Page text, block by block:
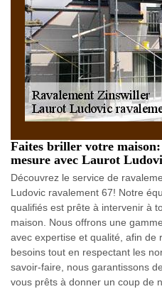
Faites briller votre
mesure avec Laurot
Découvrez le service de
Ludovic ravalement 67! Notre
qualifiés est prête à intervenir à
maison. Nous offrons une
avec expertise et qualité, afin de
besoins tout en respectant les
savoir-faire, nous garantissons
vous prêts à donner un coup de